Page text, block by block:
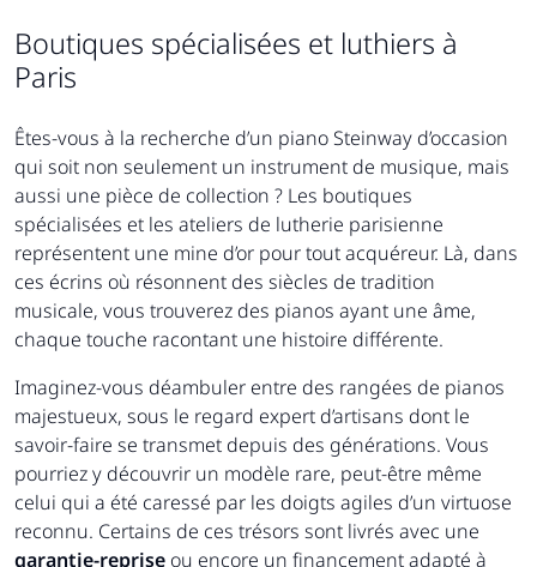
Boutiques spécialisées et luthiers à
Paris
Êtes-vous à la recherche d’un piano Steinway d’occasion
qui soit non seulement un instrument de musique, mais
aussi une pièce de collection ? Les boutiques
spécialisées et les ateliers de lutherie parisienne
représentent une mine d’or pour tout acquéreur. Là, dans
ces écrins où résonnent des siècles de tradition
musicale, vous trouverez des pianos ayant une âme,
chaque touche racontant une histoire différente.
Imaginez-vous déambuler entre des rangées de pianos
majestueux, sous le regard expert d’artisans dont le
savoir-faire se transmet depuis des générations. Vous
pourriez y découvrir un modèle rare, peut-être même
celui qui a été caressé par les doigts agiles d’un virtuose
reconnu. Certains de ces trésors sont livrés avec une
garantie-reprise ou encore un financement adapté à